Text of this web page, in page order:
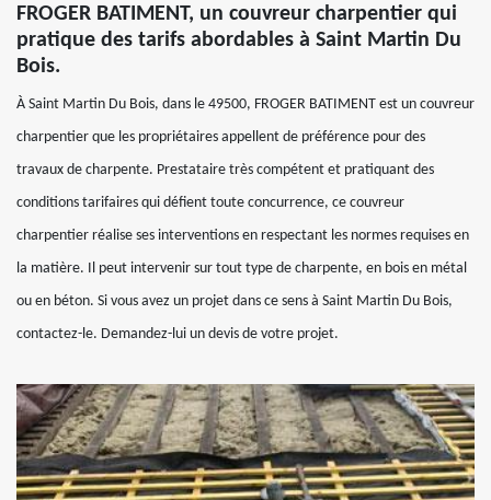
FROGER BATIMENT, un couvreur charpentier qui
pratique des tarifs abordables à Saint Martin Du
Bois.
À Saint Martin Du Bois, dans le 49500, FROGER BATIMENT est un couvreur
charpentier que les propriétaires appellent de préférence pour des
travaux de charpente. Prestataire très compétent et pratiquant des
conditions tarifaires qui défient toute concurrence, ce couvreur
charpentier réalise ses interventions en respectant les normes requises en
la matière. Il peut intervenir sur tout type de charpente, en bois en métal
ou en béton. Si vous avez un projet dans ce sens à Saint Martin Du Bois,
contactez-le. Demandez-lui un devis de votre projet.